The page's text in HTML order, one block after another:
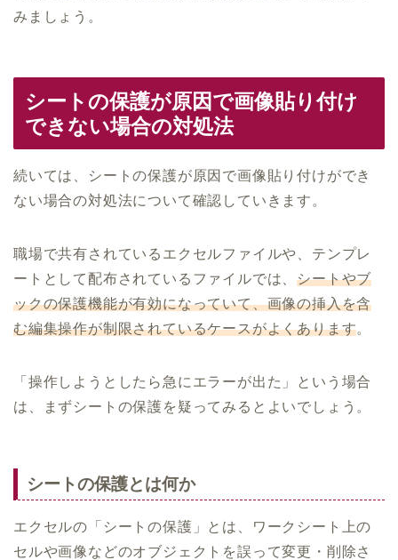
みましょう。
シートの保護が原因で画像貼り付け
できない場合の対処法
続いては、シートの保護が原因で画像貼り付けができ
ない場合の対処法について確認していきます。
職場で共有されているエクセルファイルや、テンプレ
ートとして配布されているファイルでは、シートやブ
ックの保護機能が有効になっていて、画像の挿入を含
む編集操作が制限されているケースがよくあります。
「操作しようとしたら急にエラーが出た」という場合
は、まずシートの保護を疑ってみるとよいでしょう。
シートの保護とは何か
エクセルの「シートの保護」とは、ワークシート上の
セルや画像などのオブジェクトを誤って変更・削除さ